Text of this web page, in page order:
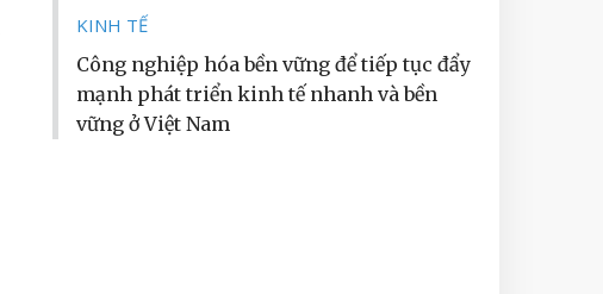
KINH TẾ
Công nghiệp hóa bền vững để tiếp tục đẩy
mạnh phát triển kinh tế nhanh và bền
vững ở Việt Nam